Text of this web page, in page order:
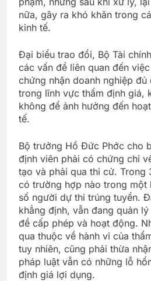
nữa, gây ra khó khăn trong
kinh tế.
Đại biểu trao đổi, Bộ Tài
các vấn đề liên quan đến
chứng nhận doanh nghiệp
trong lĩnh vực thẩm định giá,
không để ảnh hưởng đến
tế.
Bộ trưởng Hồ Đức Phớc cho
định viên phải có chứng chỉ
tạo và phải qua thi cử. Trong
có trường hợp nào trong một
số người dự thi trúng tuyển.
khẳng định, vẫn đang quản
đề cấp phép và hoạt động.
qua thuộc về hành vi của
tuy nhiên, cũng phải thừa
pháp luật vẫn có những lỗ
định giá lợi dụng.